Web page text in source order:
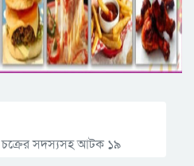
চক্রের সদস্যসহ আটক ১৯